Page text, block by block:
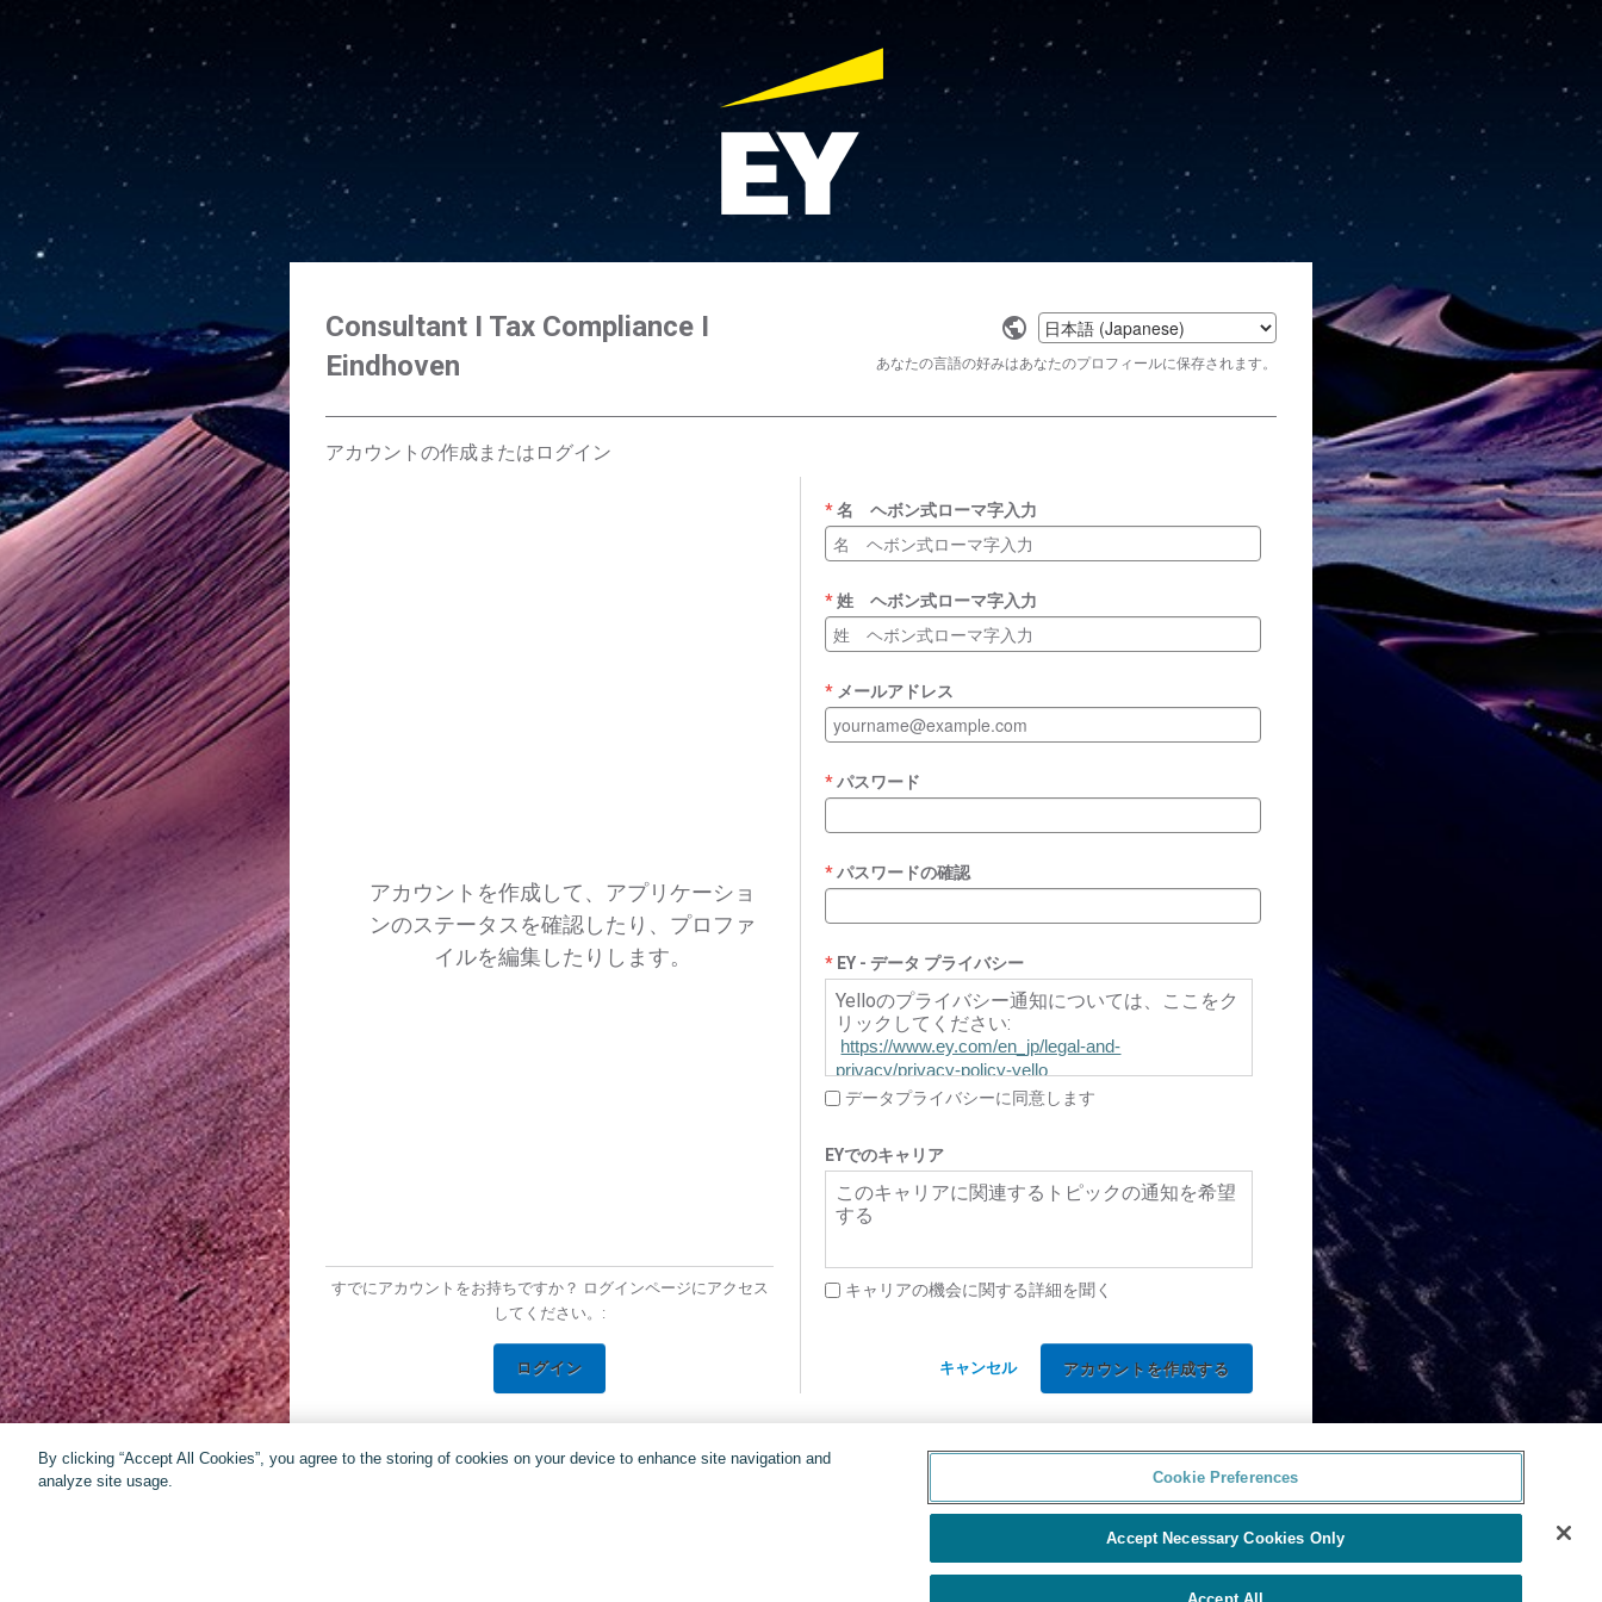
Select
a
language
あなたの言語の好みはあなたのプロフィールに保存されます。
Consultant I Tax Compliance I
Eindhoven
アカウントの作成またはログイン
アカウントを作成して、アプリケーショ
ンのステータスを確認したり、プロファ
イルを編集したりします。
すでにアカウントをお持ちですか？ ログインページにアクセス
してください。:
ログイン
名 ヘボン式ローマ字入力
姓 ヘボン式ローマ字入力
メールアドレス
パスワード
パスワードの確認
EY - データ プライバシー
Yelloのプライバシー通知については、ここをク
リックしてください:
https://www.ey.com/en_jp/legal-and-
privacy/privacy-policy-yello
データプライバシーに同意します
EYでのキャリア
このキャリアに関連するトピックの通知を希望
する
キャリアの機会に関する詳細を聞く
キャンセル
By clicking “Accept All Cookies”, you agree to the storing of cookies on your device to enhance site navigation and
analyze site usage.
Cookie Preferences
Accept Necessary Cookies Only